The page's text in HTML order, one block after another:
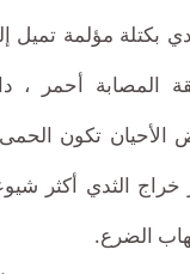
بكتلة مؤلمة تميل
المصابة أحمر ،
الأحيان تكون
الثدي أكثر
الضرع.